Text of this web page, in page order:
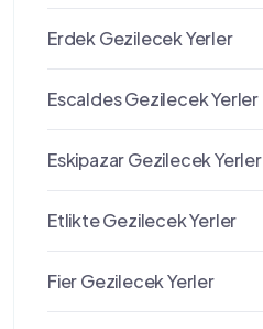
Erdek Gezilecek Yerler
Escaldes Gezilecek Yerler
Eskipazar Gezilecek Yerler
Etlikte Gezilecek Yerler
Fier Gezilecek Yerler